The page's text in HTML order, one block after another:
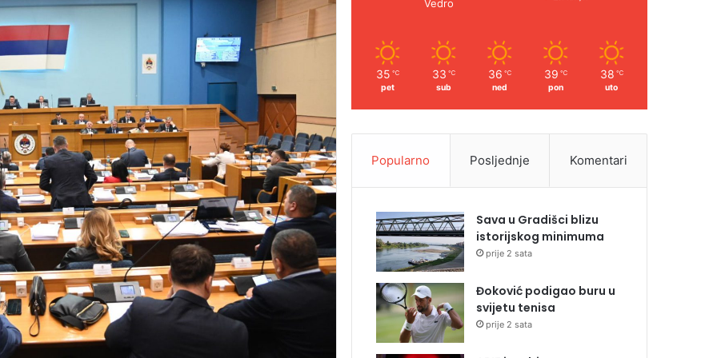
Vedro
35 ℃
pet
33 ℃
sub
36 ℃
ned
39 ℃
pon
38 ℃
uto
Popularno Posljednje Komentari
Sava u Gradišci blizu
istorijskog minimuma
prije 2 sata
Đoković podigao buru u
svijetu tenisa
prije 2 sata